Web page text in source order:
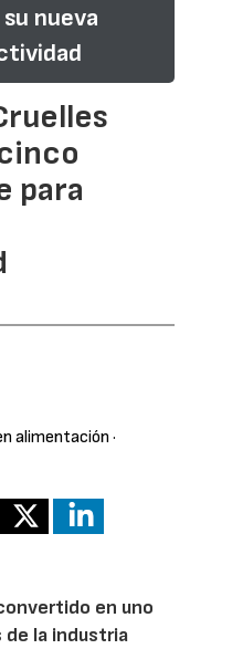
nueva
para
alimentación ·
en uno
de la industria